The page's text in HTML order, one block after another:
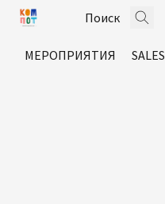
МЕРОПРИЯТИЯ SALES